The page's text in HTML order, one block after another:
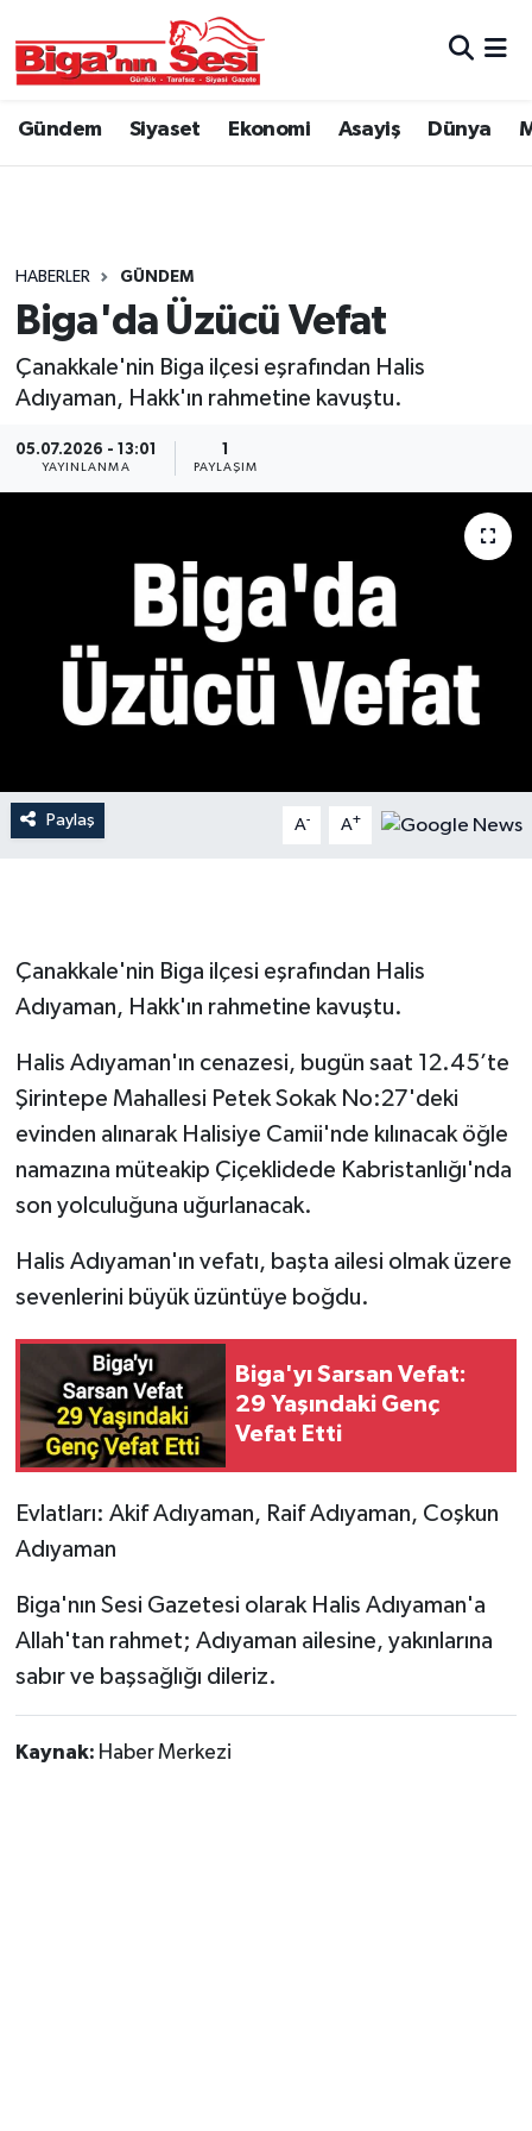
Gündem Siyaset Ekonomi Asayiş Dünya
HABERLER GÜNDEM
Biga'da Üzücü Vefat
Çanakkale'nin Biga ilçesi eşrafından Halis
Adıyaman, Hakk'ın rahmetine kavuştu.
05.07.2026 - 13:01
YAYINLANMA
1
PAYLAŞIM
Paylaş A- A+
Çanakkale'nin Biga ilçesi eşrafından Halis
Adıyaman, Hakk'ın rahmetine kavuştu.
Halis Adıyaman'ın cenazesi, bugün saat 12.45’te
Şirintepe Mahallesi Petek Sokak No:27'deki
evinden alınarak Halisiye Camii'nde kılınacak öğle
namazına müteakip Çiçeklidede Kabristanlığı'nda
son yolculuğuna uğurlanacak.
Halis Adıyaman'ın vefatı, başta ailesi olmak üzere
sevenlerini büyük üzüntüye boğdu.
Biga'yı Sarsan Vefat:
29 Yaşındaki Genç
Vefat Etti
Evlatları: Akif Adıyaman, Raif Adıyaman, Coşkun
Adıyaman
Biga'nın Sesi Gazetesi olarak Halis Adıyaman'a
Allah'tan rahmet; Adıyaman ailesine, yakınlarına
sabır ve başsağlığı dileriz.
Kaynak: Haber Merkezi
Asayiş
Belediye
Dünya
Eğitim
Ekonomi
Gündem
Magazin
Resmî ilanlar
Sağlık
Siyaset
Spor
Teknoloji
Ulusal
Yaşam
Çanakkale Hava Durumu
Tüm Manşetler
Son Dakika Haberleri
Haber Arşivi